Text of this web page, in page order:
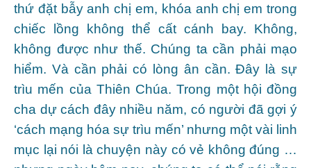
thứ đặt bẫy anh chị em, khóa anh chị em trong
chiếc lồng không thể cất cánh bay. Không,
không được như thế. Chúng ta cần phải mạo
hiểm. Và cần phải có lòng ân cần. Đây là sự
trìu mến của Thiên Chúa. Trong một hội đồng
cha dự cách đây nhiều năm, có người đã gợi ý
‘cách mạng hóa sự trìu mến’ nhưng một vài linh
mục lại nói là chuyện này có vẻ không đúng …